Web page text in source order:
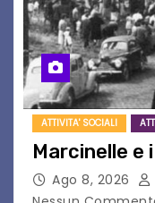
ATTIVITA' SOCIALI
Marcinelle e
Ago 8, 2026